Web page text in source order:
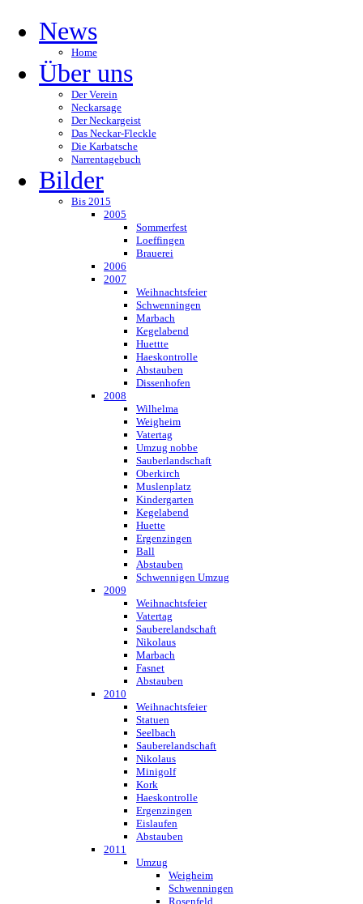
News
Home
Über uns
Der Verein
Neckarsage
Der Neckargeist
Das Neckar-Fleckle
Die Karbatsche
Narrentagebuch
Bilder
Bis 2015
2005
Sommerfest
Loeffingen
Brauerei
2006
2007
Weihnachtsfeier
Schwenningen
Marbach
Kegelabend
Huettte
Haeskontrolle
Abstauben
Dissenhofen
2008
Wilhelma
Weigheim
Vatertag
Umzug nobbe
Sauberlandschaft
Oberkirch
Muslenplatz
Kindergarten
Kegelabend
Huette
Ergenzingen
Ball
Abstauben
Schwennigen Umzug
2009
Weihnachtsfeier
Vatertag
Sauberelandschaft
Nikolaus
Marbach
Fasnet
Abstauben
2010
Weihnachtsfeier
Statuen
Seelbach
Sauberelandschaft
Nikolaus
Minigolf
Kork
Haeskontrolle
Ergenzingen
Eislaufen
Abstauben
2011
Umzug
Weigheim
Schwenningen
Rosenfeld